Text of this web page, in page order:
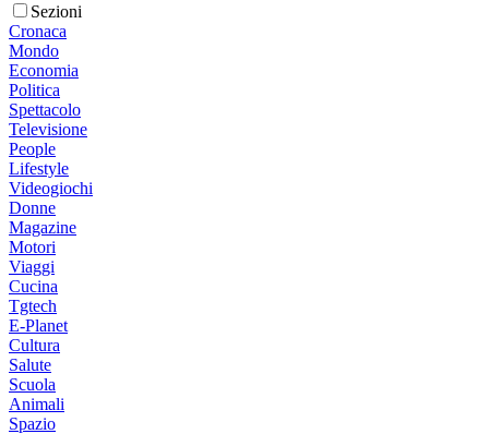
Sezioni
Cronaca
Mondo
Economia
Politica
Spettacolo
Televisione
People
Lifestyle
Videogiochi
Donne
Magazine
Motori
Viaggi
Cucina
Tgtech
E-Planet
Cultura
Salute
Scuola
Animali
Spazio